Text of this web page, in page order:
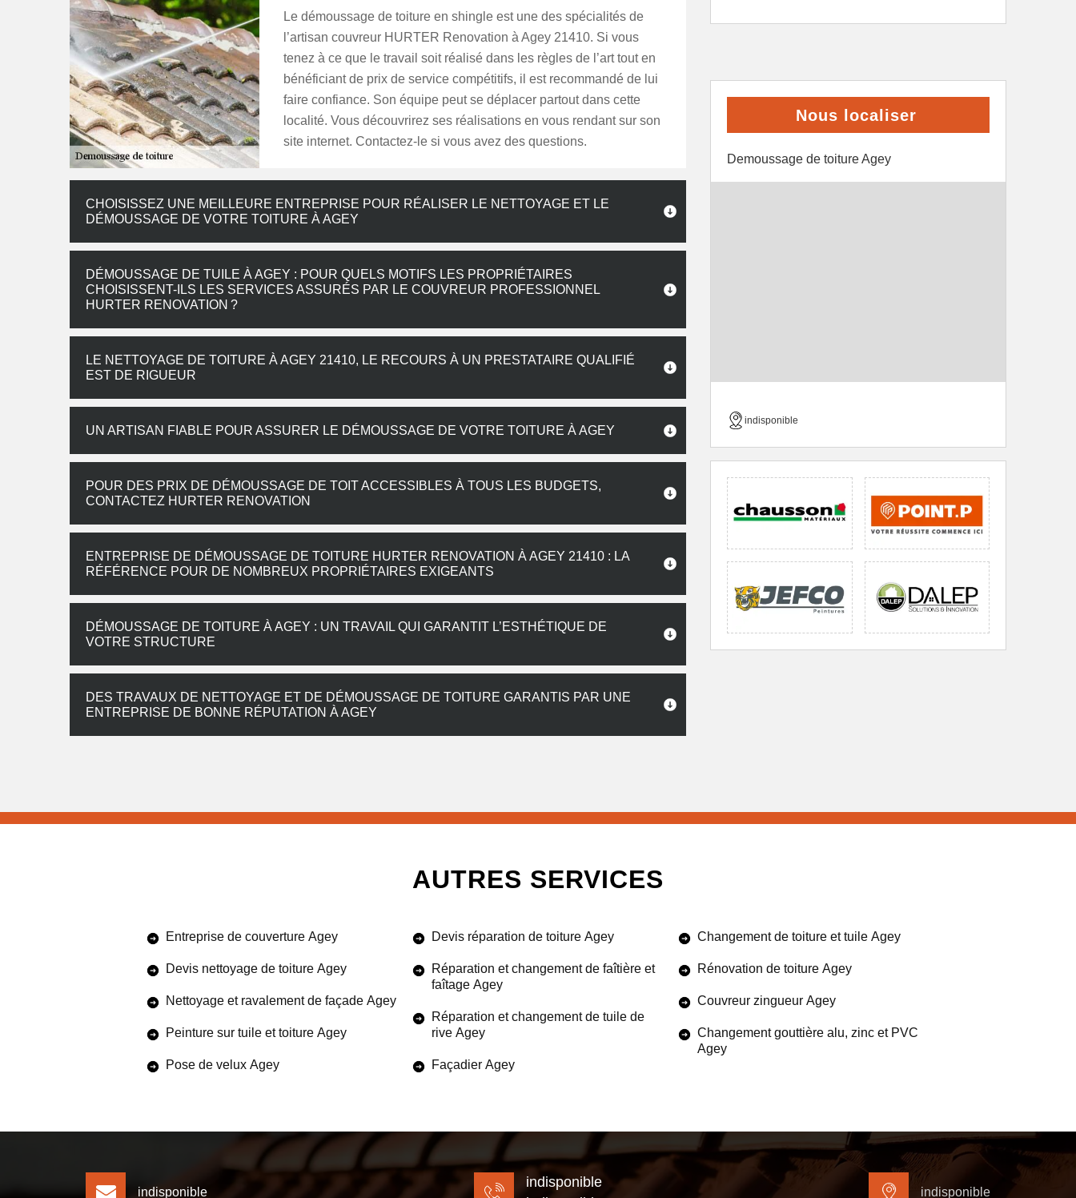
Le démoussage de toiture en shingle est une des spécialités de
l’artisan couvreur HURTER Renovation à Agey 21410. Si vous
tenez à ce que le travail soit réalisé dans les règles de l’art tout en
bénéficiant de prix de service compétitifs, il est recommandé de lui
faire confiance. Son équipe peut se déplacer partout dans cette
localité. Vous découvrirez ses réalisations en vous rendant sur son
site internet. Contactez-le si vous avez des questions.
CHOISISSEZ UNE MEILLEURE ENTREPRISE POUR RÉALISER LE NETTOYAGE ET LE
DÉMOUSSAGE DE VOTRE TOITURE À AGEY
DÉMOUSSAGE DE TUILE À AGEY : POUR QUELS MOTIFS LES PROPRIÉTAIRES
CHOISISSENT-ILS LES SERVICES ASSURÉS PAR LE COUVREUR PROFESSIONNEL
HURTER RENOVATION ?
LE NETTOYAGE DE TOITURE À AGEY 21410, LE RECOURS À UN PRESTATAIRE QUALIFIÉ
EST DE RIGUEUR
UN ARTISAN FIABLE POUR ASSURER LE DÉMOUSSAGE DE VOTRE TOITURE À AGEY
POUR DES PRIX DE DÉMOUSSAGE DE TOIT ACCESSIBLES À TOUS LES BUDGETS,
CONTACTEZ HURTER RENOVATION
ENTREPRISE DE DÉMOUSSAGE DE TOITURE HURTER RENOVATION À AGEY 21410 : LA
RÉFÉRENCE POUR DE NOMBREUX PROPRIÉTAIRES EXIGEANTS
DÉMOUSSAGE DE TOITURE À AGEY : UN TRAVAIL QUI GARANTIT L’ESTHÉTIQUE DE
VOTRE STRUCTURE
DES TRAVAUX DE NETTOYAGE ET DE DÉMOUSSAGE DE TOITURE GARANTIS PAR UNE
ENTREPRISE DE BONNE RÉPUTATION À AGEY
Nous localiser
Demoussage de toiture Agey
indisponible
AUTRES SERVICES
Entreprise de couverture Agey
Devis nettoyage de toiture Agey
Nettoyage et ravalement de façade Agey
Peinture sur tuile et toiture Agey
Pose de velux Agey
Devis réparation de toiture Agey
Réparation et changement de faîtière et
faîtage Agey
Réparation et changement de tuile de
rive Agey
Façadier Agey
Changement de toiture et tuile Agey
Rénovation de toiture Agey
Couvreur zingueur Agey
Changement gouttière alu, zinc et PVC
Agey
indisponible
indisponible
indisponible